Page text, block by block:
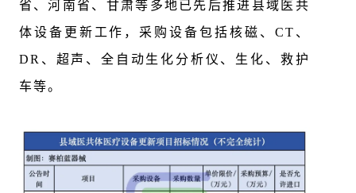
省、河南省、甘肃等多地已先后推进县域医共
体设备更新工作，采购设备包括核磁、CT、
DR、超声、全自动生化分析仪、生化、救护
车等。